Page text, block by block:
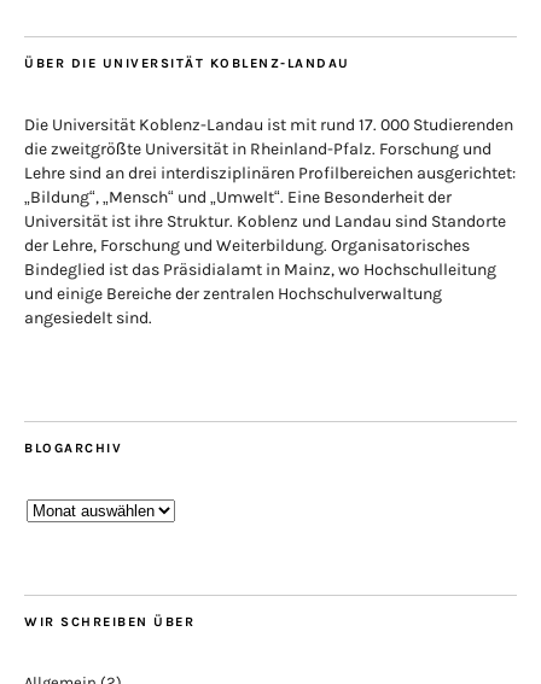
ÜBER DIE UNIVERSITÄT KOBLENZ-LANDAU
Die Universität Koblenz-Landau ist mit rund 17. 000 Studierenden
die zweitgrößte Universität in Rheinland-Pfalz. Forschung und
Lehre sind an drei interdisziplinären Profilbereichen ausgerichtet:
„Bildung“, „Mensch“ und „Umwelt“. Eine Besonderheit der
Universität ist ihre Struktur. Koblenz und Landau sind Standorte
der Lehre, Forschung und Weiterbildung. Organisatorisches
Bindeglied ist das Präsidialamt in Mainz, wo Hochschulleitung
und einige Bereiche der zentralen Hochschulverwaltung
angesiedelt sind.
BLOGARCHIV
Blogarchiv
WIR SCHREIBEN ÜBER